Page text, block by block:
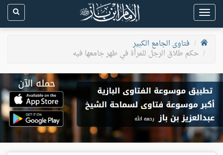
Toggle
navigation
فتاوى الجامع الكبير
حكم طلاق الرجل للمرأة في طهر جامعها فيه